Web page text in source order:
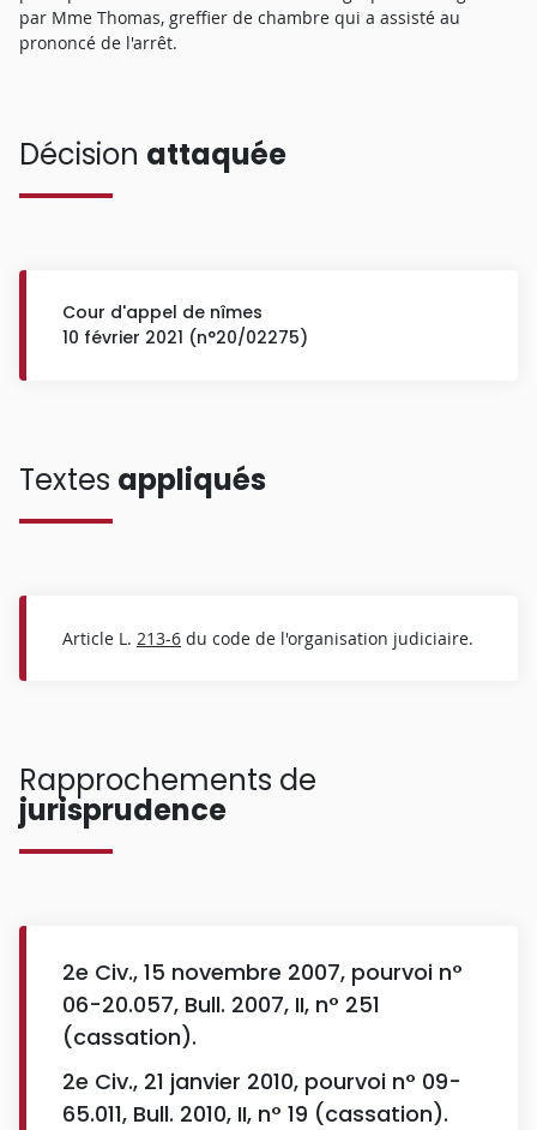
par Mme Thomas, greffier de chambre qui a assisté au
prononcé de l'arrêt.
Décision attaquée
Cour d'appel de nîmes
10 février 2021 (n°20/02275)
Textes appliqués
Article L. 213-6 du code de l'organisation judiciaire.
Rapprochements de
jurisprudence
2e Civ., 15 novembre 2007, pourvoi n°
06-20.057, Bull. 2007, II, n° 251
(cassation).
2e Civ., 21 janvier 2010, pourvoi n° 09-
65.011, Bull. 2010, II, n° 19 (cassation).